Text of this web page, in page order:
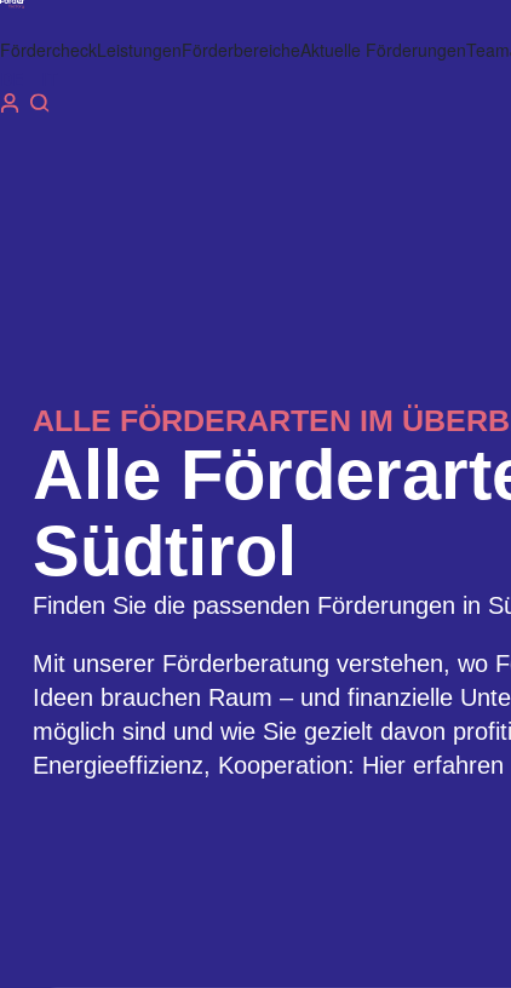
FördercheckLeistungenFörderbereicheAktuelle FörderungenTeam
ALLE FÖRDERARTEN IM
Alle
Südtirol
Finden Sie die passenden Förderungen in
Mit unserer Förderberatung verstehen, wo
Ideen brauchen Raum – und finanzielle
möglich sind und wie Sie gezielt davon
Energieeffizienz, Kooperation: Hier